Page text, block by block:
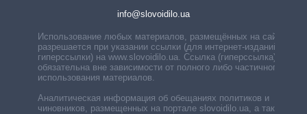
info@slovoidilo.ua
Использование любых материалов, размещённых на сайте,
разрешается при указании ссылки (для интернет-изданий —
гиперссылки) на www.slovoidilo.ua. Ссылка (гиперссылка)
обязательна вне зависимости от полного либо частичного
использования материалов.
Аналитическая информация об обещаниях политиков и
чиновников, размещенных на портале slovoidilo.ua, а также